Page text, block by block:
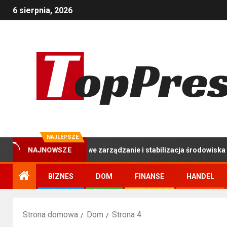
6 sierpnia, 2026
NAJLEPSZE
NAJNOWSZE
Kompleksowe zarządzanie i stabilizacja środowiska stawu
BIZNES DOM FINANSE HANDEL
Strona domowa Dom Strona 4